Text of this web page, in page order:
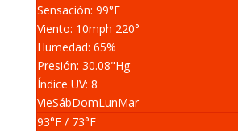
Sensación: 99°F
Viento: 10mph 220°
Humedad: 65%
Presión: 30.08"Hg
Índice UV: 8
VieSábDomLunMar
93°F/ 73°F